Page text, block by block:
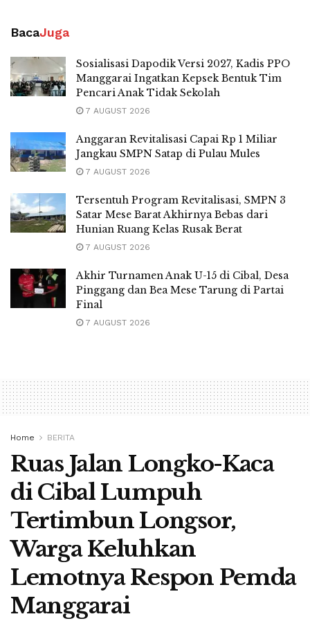
BacaJuga
Sosialisasi Dapodik Versi 2027, Kadis PPO
Manggarai Ingatkan Kepsek Bentuk Tim
Pencari Anak Tidak Sekolah
7 AUGUST 2026
Anggaran Revitalisasi Capai Rp 1 Miliar
Jangkau SMPN Satap di Pulau Mules
7 AUGUST 2026
Tersentuh Program Revitalisasi, SMPN 3
Satar Mese Barat Akhirnya Bebas dari
Hunian Ruang Kelas Rusak Berat
7 AUGUST 2026
Akhir Turnamen Anak U-15 di Cibal, Desa
Pinggang dan Bea Mese Tarung di Partai
Final
7 AUGUST 2026
Home BERITA
Ruas Jalan Longko-Kaca
di Cibal Lumpuh
Tertimbun Longsor,
Warga Keluhkan
Lemotnya Respon Pemda
Manggarai